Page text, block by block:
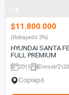
1/8
$11.800.000
(Rebajado 3%)
HYUNDAI SANTA
FULL PREMIUM
2015 Diesel
Copiapó